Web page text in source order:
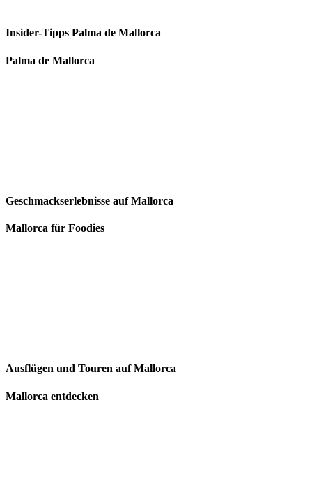
Insider-Tipps Palma de Mallorca
Palma de Mallorca
Geschmackserlebnisse auf Mallorca
Mallorca für Foodies
Ausflügen und Touren auf Mallorca
Mallorca entdecken